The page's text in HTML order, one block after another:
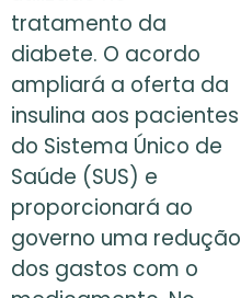
tratamento da
diabete. O acordo
ampliará a oferta da
insulina aos pacientes
do Sistema Único de
Saúde (SUS) e
proporcionará ao
governo uma redução
dos gastos com o